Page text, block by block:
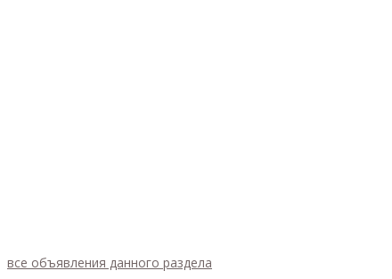
все объявления данного раздела